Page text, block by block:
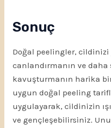
Sonuç
Doğal peelingler,
canlandırmanın ve daha
kavuşturmanın harika
uygun doğal peeling
uygulayarak, cildinizin
ve gençleşebilirsiniz.